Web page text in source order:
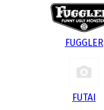
FUGGLER
FUTAI